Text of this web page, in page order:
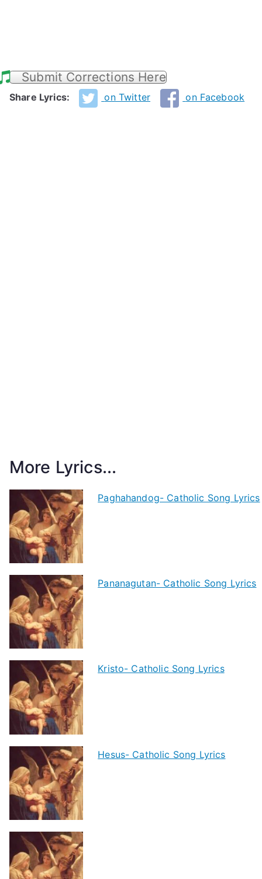
Submit Corrections Here
Share Lyrics: on Twitter on Facebook
More Lyrics...
Paghahandog- Catholic Song Lyrics
Pananagutan- Catholic Song Lyrics
Kristo- Catholic Song Lyrics
Hesus- Catholic Song Lyrics